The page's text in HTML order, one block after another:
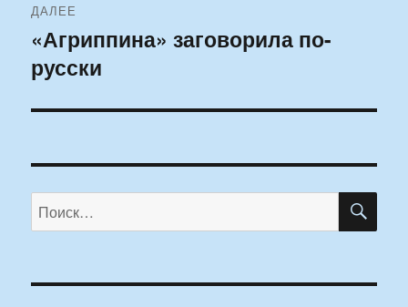
ДАЛЕЕ
Следующая
запись:
«Агриппина» заговорила по-
русски
Искать: